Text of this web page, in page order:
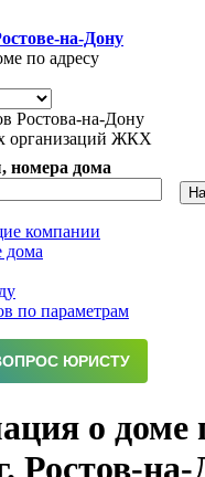
содержанию
на-Дону
по адресу
Ростова-на-Дону
организаций ЖКХ
номера дома
компании
дома
по параметрам
о доме
Ростов-